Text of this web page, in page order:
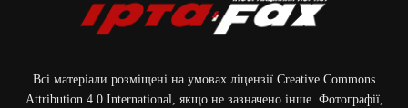
Всі матеріали розміщені на умовах ліцензії Creative Commons
Attribution 4.0 International, якщо не зазначено інше. Фотографії,